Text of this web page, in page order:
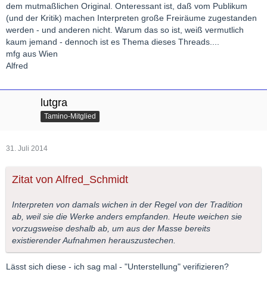
dem mutmaßlichen Original. Onteressant ist, daß vom Publikum
(und der Kritik) machen Interpreten große Freiräume zugestanden
werden - und anderen nicht. Warum das so ist, weiß vermutlich
kaum jemand - dennoch ist es Thema dieses Threads....
mfg aus Wien
Alfred
lutgra
Tamino-Mitglied
31. Juli 2014
Zitat von Alfred_Schmidt
Interpreten von damals wichen in der Regel von der Tradition
ab, weil sie die Werke anders empfanden. Heute weichen sie
vorzugsweise deshalb ab, um aus der Masse bereits
existierender Aufnahmen herauszustechen.
Lässt sich diese - ich sag mal - "Unterstellung" verifizieren?